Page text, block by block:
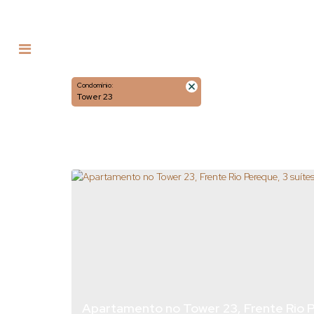
Condomínio:
Tower 23